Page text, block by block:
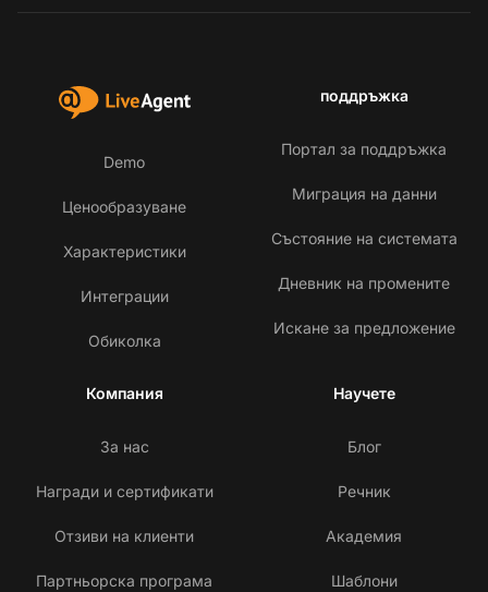
Demo
Ценообразуване
Характеристики
Интеграции
Обиколка
поддръжка
Портал за поддръжка
Миграция на данни
Състояние на системата
Дневник на промените
Искане за предложение
Компания
За нас
Награди и сертификати
Отзиви на клиенти
Партньорска програма
Научете
Блог
Речник
Академия
Шаблони